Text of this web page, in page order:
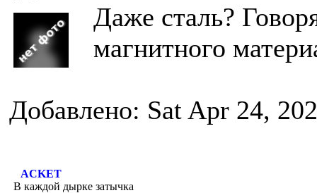
Даже сталь?
магнитного
Добавлено: Sat Apr 24,
ACKET
В каждой дырке затычка